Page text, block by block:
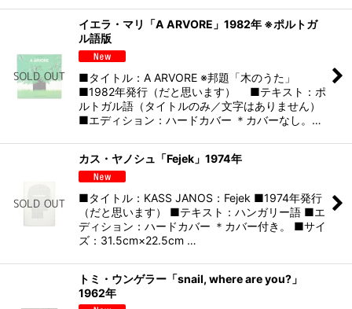
イエラ・マリ「A ARVORE」1982年 ※ポルトガ
ル語版
■タイトル：A ARVORE ※邦題「木のうた」
■1982年発行（だと思います） ■テキスト：ポ
ルトガル語（タイトルのみ／文字はありません）
■エディション：ハードカバー ＊カバーなし。…
カス・ヤノシュ「Fejek」1974年
■タイトル：KASS JANOS：Fejek ■1974年発行
（だと思います） ■テキスト：ハンガリー語 ■エ
ディション：ハードカバー ＊カバー付き。 ■サイ
ズ：31.5cm×22.5cm …
トミ・ウンゲラー「snail, where are you?」
1962年